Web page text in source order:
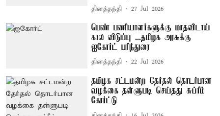
தினத்தந்தி 27 Jul 2026
பெண் பணியாளர்களுக்கு மாதவிடாய்
கால விடுப்பு ...தமிழக அரசுக்கு
ஐகோர்ட் பரிந்துரை
தினத்தந்தி 22 Jul 2026
தமிழக சட்டமன்ற தேர்தல் தொடர்பான
வழக்கை தள்ளுபடி செய்தது சுப்ரீம்
கோர்ட்டு